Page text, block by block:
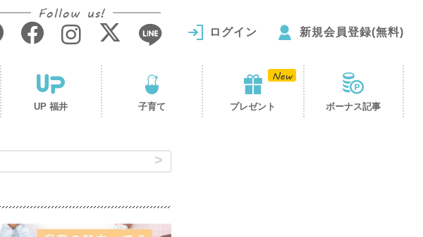
Follow us!
ログイン 新規会員登録(無料)
UP 福井 子育て プレゼント ボーナス記事